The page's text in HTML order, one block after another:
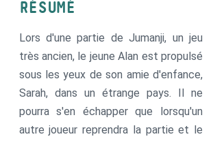
RÉSUMÉ
Lors d'une partie de Jumanji, un jeu
très ancien, le jeune Alan est propulsé
sous les yeux de son amie d'enfance,
Sarah, dans un étrange pays. Il ne
pourra s'en échapper que lorsqu'un
autre joueur reprendra la partie et le